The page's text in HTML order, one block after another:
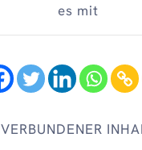
es mit
VERBUNDENER